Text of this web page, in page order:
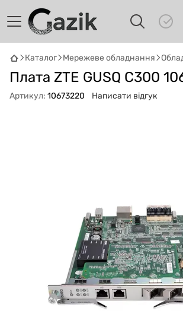
Каталог Мережеве обладнання
Плата ZTE GUSQ C300
Артикул: 10673220 Написати відгук
AI
Онлайн · пошук техніки